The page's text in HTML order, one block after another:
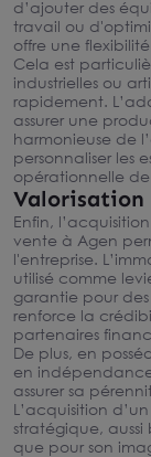
d’ajouter des
travail ou
offre une
Cela est
industrielles ou
rapidement.
assurer une
harmonieuse de
personnaliser les
opérationnelle de
Valorisation
Enfin,
vente à Agen
l'entreprise.
utilisé comme
garantie pour
renforce la
partenaires
De plus, en
en
assurer sa
L’acquisition
stratégique,
que pour son